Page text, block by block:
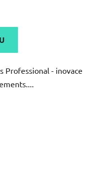
Professional - inovace